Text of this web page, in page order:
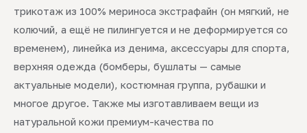
трикотаж из 100% мериноса экстрафайн (он мягкий, не
колючий, а ещё не пилингуется и не деформируется со
временем), линейка из денима, аксессуары для спорта,
верхняя одежда (бомберы, бушлаты — самые
актуальные модели), костюмная группа, рубашки и
многое другое. Также мы изготавливаем вещи из
натуральной кожи премиум-качества по